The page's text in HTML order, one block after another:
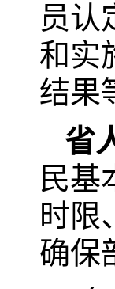
员认
和实
结果
省
民基
时限
确保